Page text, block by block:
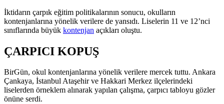
İktidarın çarpık eğitim politikalarının sonucu, okulların
kontenjanlarına yönelik verilere de yansıdı. Liselerin 11 ve 12’nci
sınıflarında büyük kontenjan açıkları oluştu.
ÇARPICI KOPUŞ
BirGün, okul kontenjanlarına yönelik verilere mercek tuttu. Ankara
Çankaya, İstanbul Ataşehir ve Hakkari Merkez ilçelerindeki
liselerden örneklem alınarak yapılan çalışma, çarpıcı tabloyu gözler
önüne serdi.